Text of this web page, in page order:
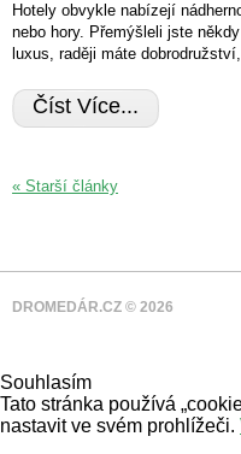
Hotely obvykle nabízejí
nebo hory. Přemýšleli jste
luxus, raději máte
Číst Více...
« Starší články
DROMEDÁR.CZ © 2026
Souhlasím
Tato stránka používá
nastavit ve svém prohlížeči.